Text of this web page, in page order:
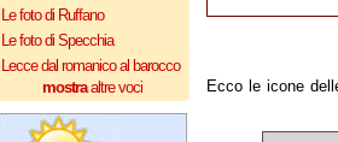
Le foto di Ruffano
Le foto di Specchia
Lecce dal romanico al barocco
mostraaltre voci
Ecco le icone